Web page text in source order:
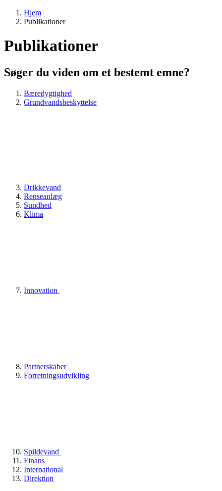
Hjem
Publikationer
Publikationer
Søger du viden om et bestemt emne?
Bæredygtighed
Grundvandsbeskyttelse
Drikkevand
Renseanlæg
Sundhed
Klima
Innovation
Partnerskaber
Forretningsudvikling
Spildevand
Finans
International
Direktion